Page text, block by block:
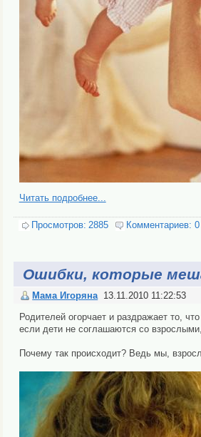
Читать подробнее...
Просмотров: 2885 Комментариев: 0
Ошибки, которые
Мама Игоряна 13.11.2010 11:22:53
Родителей огорчает и раздражает то,
если дети не соглашаются со
Почему так происходит? Ведь мы,